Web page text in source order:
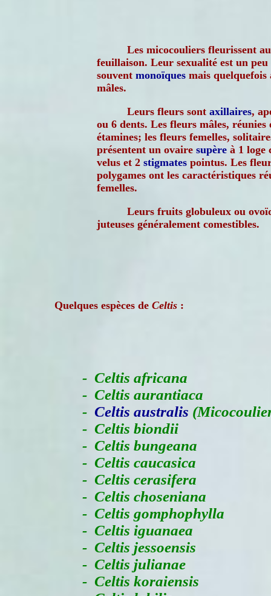
Les micocouliers fleurissent
feuillaison. Leur sexualité est un
souvent monoïques mais quelquefois
mâles.
Leurs fleurs sont axillaires,
ou 6 dents. Les fleurs mâles, réunies
étamines; les fleurs femelles,
présentent un ovaire supère à 1 loge
velus et 2 stigmates pointus. Les
polygames ont les caractéristiques
femelles.
Leurs fruits globuleux ou
juteuses généralement comestibles.
Quelques espèces de Celtis :
- Celtis africana
- Celtis aurantiaca
- Celtis australis
- Celtis biondii
- Celtis bungeana
- Celtis caucasica
- Celtis cerasifera
- Celtis choseniana
- Celtis gomphophylla
- Celtis iguanaea
- Celtis jessoensis
- Celtis julianae
- Celtis koraiensis